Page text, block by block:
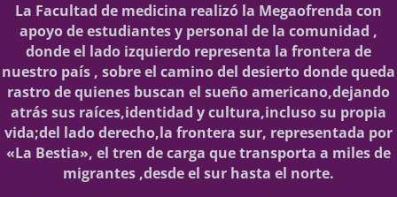
La Facultad de medicina realizó la Megaofrenda con
apoyo de estudiantes y personal de la comunidad ,
donde el lado izquierdo representa la frontera de
nuestro país , sobre el camino del desierto donde queda
rastro de quienes buscan el sueño americano,dejando
atrás sus raíces,identidad y cultura,incluso su propia
vida;del lado derecho,la frontera sur, representada por
«La Bestia», el tren de carga que transporta a miles de
migrantes ,desde el sur hasta el norte.